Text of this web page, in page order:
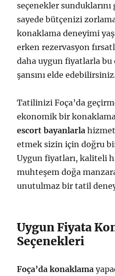
seçenekler
sayede bütçenizi
konaklama deneyimi
erken rezervasyon
daha uygun fiyatlarla
şansını elde
Tatilinizi Foça’da
ekonomik bir konaklama
escort bayanlarla
etmek sizin için doğru
Uygun fiyatları, kaliteli
muhteşem doğa
unutulmaz bir tatil
Uygun Fiyata
Seçenekleri
Foça’da konaklama